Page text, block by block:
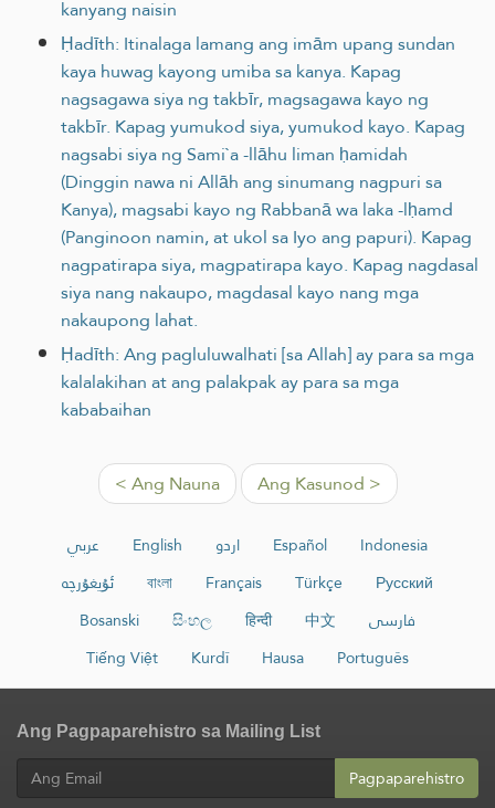
kanyang naisin
Ḥadīth: Itinalaga lamang ang imām upang sundan
kaya huwag kayong umiba sa kanya. Kapag
nagsagawa siya ng takbīr, magsagawa kayo ng
takbīr. Kapag yumukod siya, yumukod kayo. Kapag
nagsabi siya ng Sami`a -llāhu liman ḥamidah
(Dinggin nawa ni Allāh ang sinumang nagpuri sa
Kanya), magsabi kayo ng Rabbanā wa laka -lḥamd
(Panginoon namin, at ukol sa Iyo ang papuri). Kapag
nagpatirapa siya, magpatirapa kayo. Kapag nagdasal
siya nang nakaupo, magdasal kayo nang mga
nakaupong lahat.
Ḥadīth: Ang pagluluwalhati [sa Allah] ay para sa mga
kalalakihan at ang palakpak ay para sa mga
kababaihan
< Ang Nauna Ang Kasunod >
عربي English اردو Español
Indonesia
ئۇيغۇرچە
বাংলা Français Türkçe
Русский
Bosanski
සිංහල हिन्दी 中文
فارسی
Tiếng Việt
Kurdî Hausa Português
Ang Pagpaparehistro sa Mailing List
Pagpaparehistro